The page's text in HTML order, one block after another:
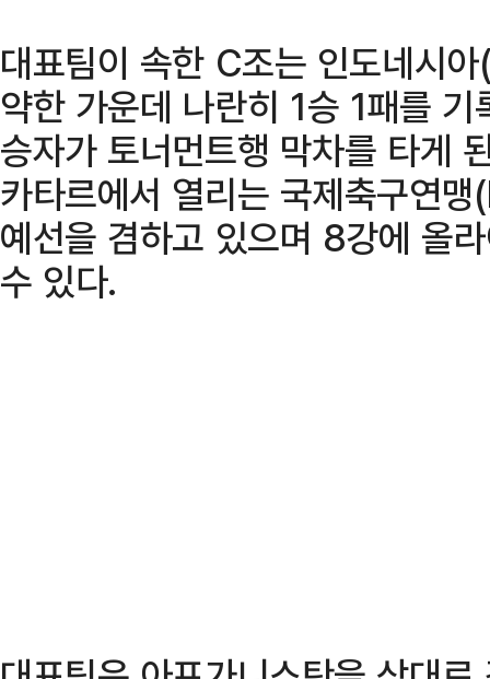
대표팀이 속한 C조는 인도네시
약한 가운데 나란히 1승 1패를
승자가 토너먼트행 막차를 타게
카타르에서 열리는 국제축구연
예선을 겸하고 있으며 8강에 올
수 있다.